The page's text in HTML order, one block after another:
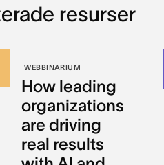
resurser
WEBBINARIUM
How leading
organizations
are driving
real results